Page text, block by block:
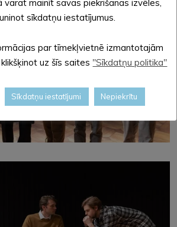
varat mainīt savas piekrišanas izvēles,
sīkdatņu iestatījumus.
par tīmekļvietnē izmantotajām
uz šīs saites "Sīkdatņu politika"
Sīkdatņu iestatījumi Nepiekrītu